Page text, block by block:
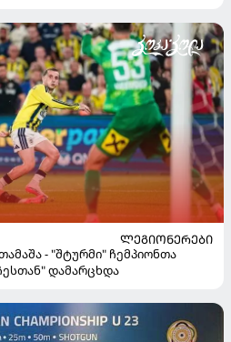
ᲚᲔᲒᲘᲝᲜᲔᲠᲔᲑᲘ
- "შტურმი" ჩემპიონთა
დამარცხდა